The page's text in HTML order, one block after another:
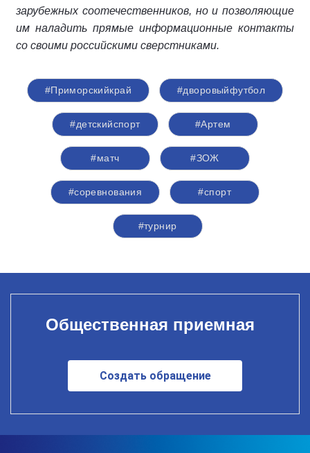
зарубежных соотечественников, но и позволяющие
им наладить прямые информационные контакты
со своими российскими сверстниками.
#Приморскийкрай #дворовыйфутбол
#детскийспорт #Артем
#матч #ЗОЖ
#соревнования #спорт
#турнир
Общественная приемная
Создать обращение